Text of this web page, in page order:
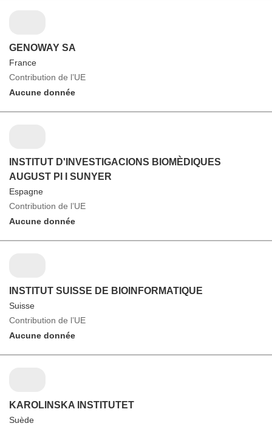
GENOWAY SA
France
Contribution de l’UE
Aucune donnée
INSTITUT D'INVESTIGACIONS BIOMÈDIQUES
AUGUST PI I SUNYER
Espagne
Contribution de l’UE
Aucune donnée
INSTITUT SUISSE DE BIOINFORMATIQUE
Suisse
Contribution de l’UE
Aucune donnée
KAROLINSKA INSTITUTET
Suède